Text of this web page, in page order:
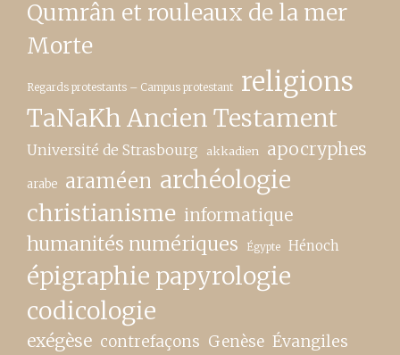
Qumrân et rouleaux de la mer
Morte
Regards protestants – Campus protestant religions
TaNaKh Ancien Testament
Université de Strasbourg akkadien apocryphes
arabe araméen archéologie
christianisme informatique
humanités numériques Égypte Hénoch
épigraphie papyrologie
codicologie
exégèse contrefaçons Genèse Évangiles